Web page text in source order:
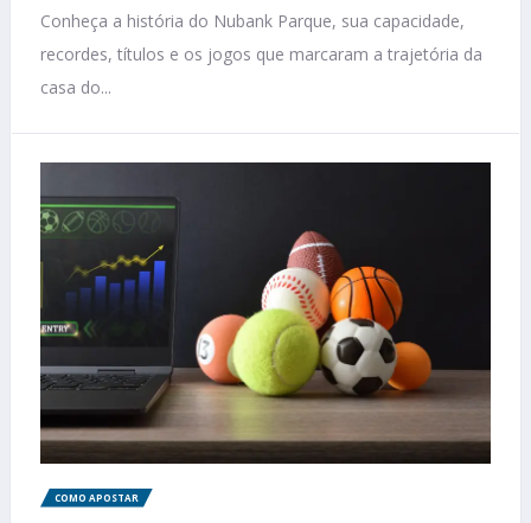
Conheça a história do Nubank Parque, sua capacidade,
recordes, títulos e os jogos que marcaram a trajetória da
casa do...
COMO APOSTAR